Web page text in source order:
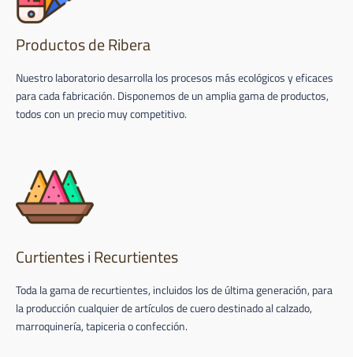
Productos de Ribera
Nuestro laboratorio desarrolla los procesos más ecológicos y eficaces
para cada fabricación. Disponemos de un amplia gama de productos,
todos con un precio muy competitivo.
Curtientes i Recurtientes
Toda la gama de recurtientes, incluidos los de última generación, para
la producción cualquier de artículos de cuero destinado al calzado,
marroquinería, tapiceria o confección.